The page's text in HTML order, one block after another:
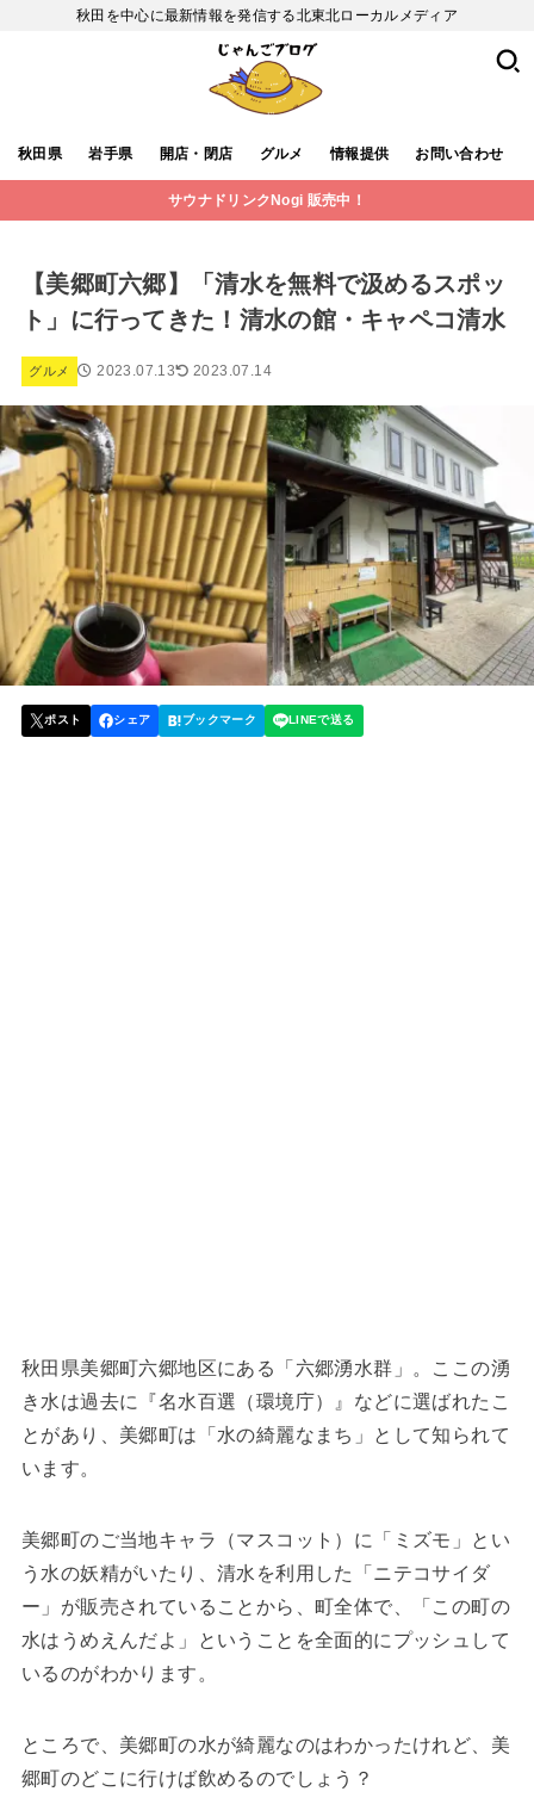
秋田を中心に最新情報を発信する北東北ローカルメディア
秋田県 岩手県 開店・閉店 グルメ 情報提供 お問い合わせ
サウナドリンクNogi 販売中！
【美郷町六郷】「清水を無料で汲めるスポッ
ト」に行ってきた！清水の館・キャペコ清水
グルメ 2023.07.13 2023.07.14
秋田県美郷町六郷地区にある「六郷湧水群」。ここの湧
き水は過去に『名水百選（環境庁）』などに選ばれたこ
とがあり、美郷町は「水の綺麗なまち」として知られて
います。
美郷町のご当地キャラ（マスコット）に「ミズモ」とい
う水の妖精がいたり、清水を利用した「ニテコサイダ
ー」が販売されていることから、町全体で、「この町の
水はうめえんだよ」ということを全面的にプッシュして
いるのがわかります。
ところで、美郷町の水が綺麗なのはわかったけれど、美
郷町のどこに行けば飲めるのでしょう？